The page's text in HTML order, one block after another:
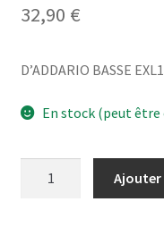
32,90 €
D’ADDARIO BASSE
En stock (peut être
Ajouter